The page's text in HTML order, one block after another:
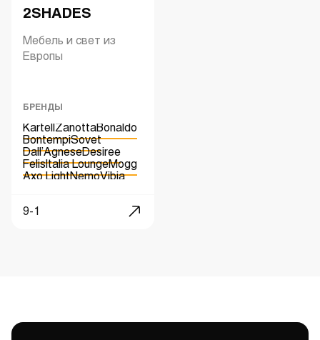
2SHADES
Мебель и свет из
Европы
БРЕНДЫ
Kartell ZanottaBonaldo
BontempiSovet
Dall’AgneseDesiree
FelisItalia LoungeMogg
Axo LightNemoVibia
9-1